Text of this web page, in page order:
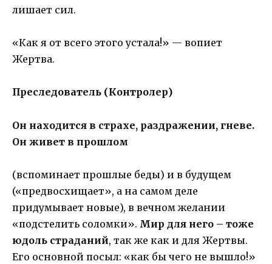
лишает сил.
«Как я от всего этого устала!» — вопиет
Жертва.
Преследователь (Контролер)
Он находится в страхе, раздражении, гневе.
Он живет в прошлом
(вспоминает прошлые беды) и в будущем
(«предвосхищает», а на самом деле
придумывает новые), в вечном желании
«подстелить соломки». Мир для него – тоже
юдоль страданий, так же как и для Жертвы.
Его основной посыл: «как бы чего не вышло!»